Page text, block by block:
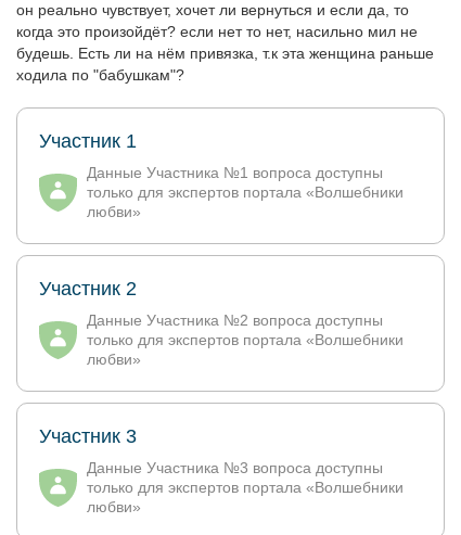
он реально чувствует, хочет ли вернуться и если да, то
когда это произойдёт? если нет то нет, насильно мил не
будешь. Есть ли на нём привязка, т.к эта женщина раньше
ходила по "бабушкам"?
Участник 1
Данные Участника №1 вопроса доступны
только для экспертов портала «Волшебники
любви»
Участник 2
Данные Участника №2 вопроса доступны
только для экспертов портала «Волшебники
любви»
Участник 3
Данные Участника №3 вопроса доступны
только для экспертов портала «Волшебники
любви»